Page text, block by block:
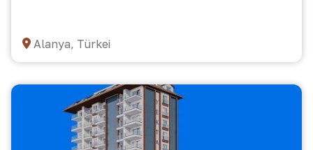
Alanya, Türkei